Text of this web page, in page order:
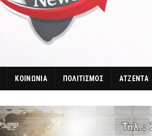
ΚΟΙΝΩΝΙΑ ΠΟΛΙΤΙΣΜΟΣ ΑΤΖΕΝΤΑ